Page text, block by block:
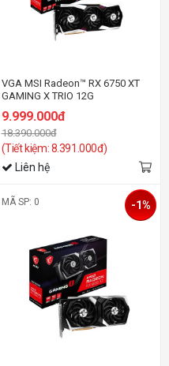
VGA MSI Radeon™ RX 6750 XT
GAMING X TRIO 12G
9.999.000đ
18.390.000đ
(Tiết kiệm: 8.391.000đ)
Liên hệ
MÃ SP: 0 -1%